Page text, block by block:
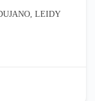
LEIDY